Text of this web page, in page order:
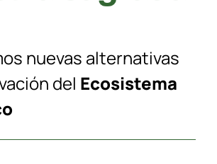
nuevas alternativas
del Ecosistema